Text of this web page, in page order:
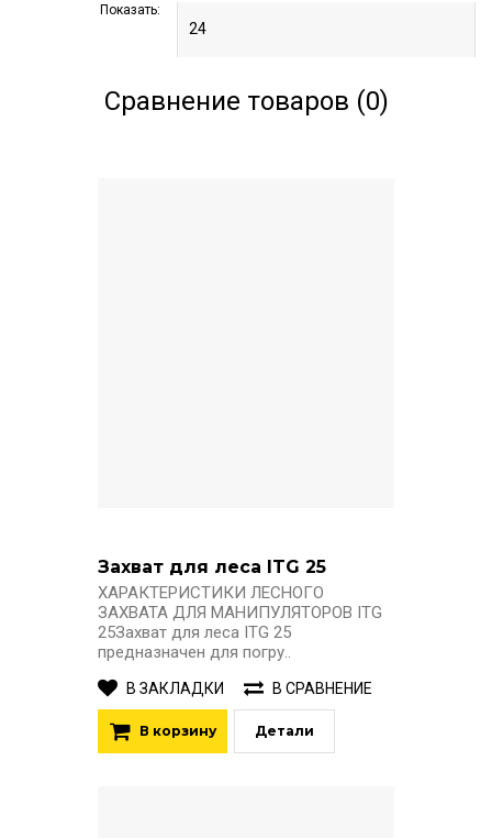
Показать:
Сравнение товаров (0)
Захват для леса ITG 25
ХАРАКТЕРИСТИКИ ЛЕСНОГО
ЗАХВАТА ДЛЯ МАНИПУЛЯТОРОВ ITG
25Захват для леса ITG 25
предназначен для погру..
В ЗАКЛАДКИ В СРАВНЕНИЕ
В корзину Детали